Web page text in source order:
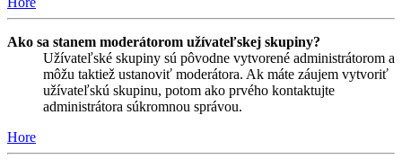
Ako sa stanem moderátorom užívateľskej skupiny?
Užívateľské skupiny sú pôvodne vytvorené administrátorom a
môžu taktiež ustanoviť moderátora. Ak máte záujem vytvoriť
užívateľskú skupinu, potom ako prvého kontaktujte
administrátora súkromnou správou.
Hore